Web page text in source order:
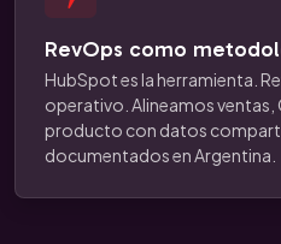
RevOps como
HubSpot es la herramienta.
operativo. Alineamos ventas,
producto con datos
documentados en Argentina.